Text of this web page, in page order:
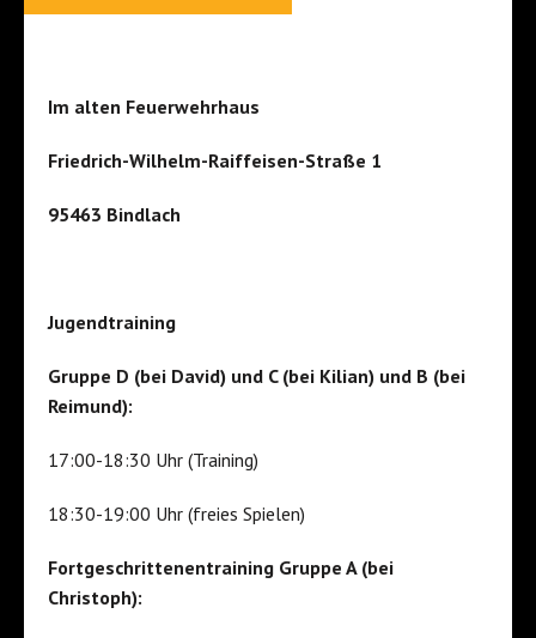
Im alten Feuerwehrhaus
Friedrich-Wilhelm-Raiffeisen-Straße 1
95463 Bindlach
Jugendtraining
Gruppe D (bei David) und C (bei Kilian) und B (bei
Reimund):
17:00-18:30 Uhr (Training)
18:30-19:00 Uhr (freies Spielen)
Fortgeschrittenentraining Gruppe A (bei
Christoph):